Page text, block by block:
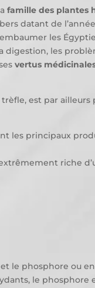
famille des plantes
datant de
les
les
vertus
est par
les principaux
riche
le phosphore ou
le phosphore